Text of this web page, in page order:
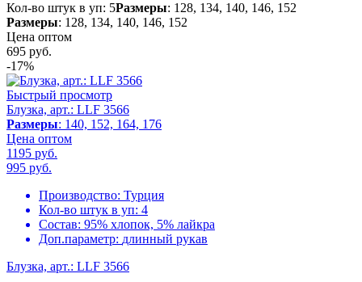
Кол-во штук в уп: 5Размеры: 128, 134, 140, 146, 152
Размеры: 128, 134, 140, 146, 152
Цена оптом
695 руб.
-17%
Быстрый просмотр
Блузка, арт.: LLF 3566
Размеры: 140, 152, 164, 176
Цена оптом
1195 руб.
995 руб.
Производство: Турция
Кол-во штук в уп: 4
Состав: 95% хлопок, 5% лайкра
Доп.параметр: длинный рукав
Блузка, арт.: LLF 3566